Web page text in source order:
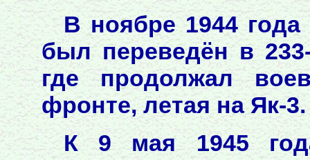
В ноябре 1944
был переведён в
где продолжал
фронте, летая на Як-3.
К 9 мая 1945